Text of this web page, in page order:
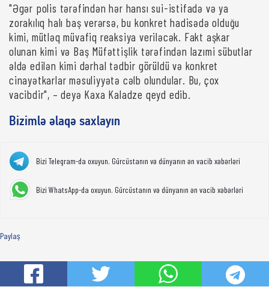
"Əgər polis tərəfindən hər hansı sui-istifadə və ya
zorakılıq halı baş verərsə, bu konkret hadisədə olduğu
kimi, mütləq müvafiq reaksiya veriləcək. Fakt aşkar
olunan kimi və Baş Müfəttişlik tərəfindən lazımi sübutlar
əldə edilən kimi dərhal tədbir görüldü və konkret
cinayətkarlar məsuliyyətə cəlb olundular. Bu, çox
vacibdir", – deyə Kaxa Kaladze qeyd edib.
Bizimlə əlaqə saxlayın
Bizi Telegram-da oxuyun. Gürcüstanın və dünyanın ən vacib xəbərləri
Bizi WhatsApp-da oxuyun. Gürcüstanın və dünyanın ən vacib xəbərləri
Paylaş